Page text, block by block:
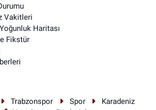
Vakitleri
Haritası
Fikstür
Trabzonspor Spor
Karadeniz